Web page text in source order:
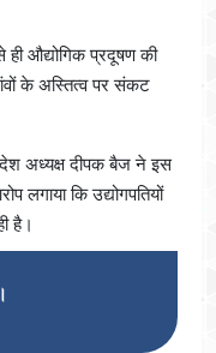
ही औद्योगिक प्रदूषण की
के अस्तित्व पर संकट
अध्यक्ष दीपक बैज ने इस
लगाया कि उद्योगपतियों
है।